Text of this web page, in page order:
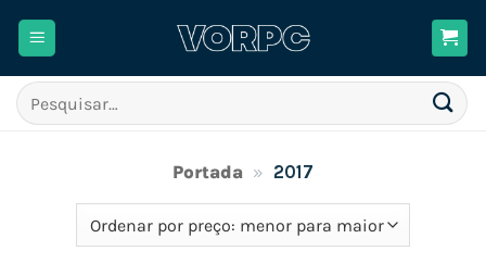
Pesquisar
por:
Portada » 2017